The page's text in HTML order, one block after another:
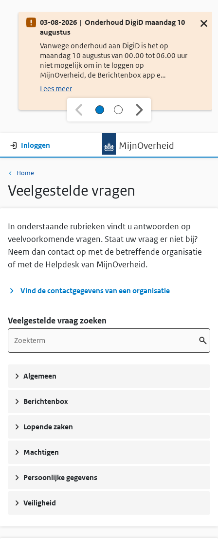
Onderhoud
03-08-2026 | Onderhoud DigiD maandag 10
augustus
Vanwege onderhoud aan DigiD is het op
maandag 10 augustus van 00.00 tot 06.00 uur
niet mogelijk om in te loggen op
MijnOverheid, de Berichtenbox app e…
Lees meer
Sluit
MijnOverheid
Gebruikersmenu
Inloggen
Kruimelpad
Home
Veelgestelde vragen
In onderstaande rubrieken vindt u antwoorden op
veelvoorkomende vragen. Staat uw vraag er niet bij?
Neem dan contact op met de betreffende organisatie
of met de Helpdesk van MijnOverheid.
Vind de contactgegevens van een organisatie
Veelgestelde vraag zoeken
Algemeen
Berichtenbox
Lopende zaken
Machtigen
Persoonlijke gegevens
Veiligheid